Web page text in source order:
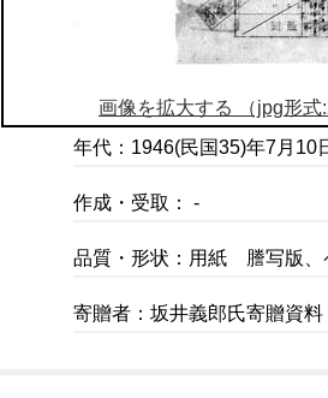
画像を拡大する （jpg形式
年代：1946(民国35)年7月10
作成・受取： -
品質・形状：用紙 謄写版、
寄贈者：坂井義郎氏寄贈資料